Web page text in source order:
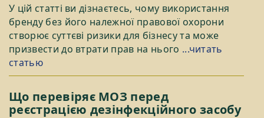
У цій статті ви дізнаєтесь, чому використання
бренду без його належної правової охорони
створює суттєві ризики для бізнесу та може
призвести до втрати прав на нього ...читать
статью
Що перевіряє МОЗ перед
реєстрацією дезінфекційного засобу